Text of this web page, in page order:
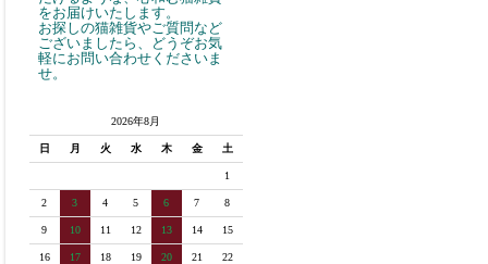
をお届けいたします。
お探しの猫雑貨やご質問など
ございましたら、どうぞお気
軽にお問い合わせくださいま
せ。
2026年8月
日 月 火 水 木 金 土
1
2 3 4 5 6 7 8
9 10 11 12 13 14 15
16 17 18 19 20 21 22